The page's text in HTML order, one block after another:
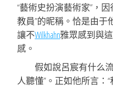
“藝術史扮演藝術家”，因
教員”的昵稱。恰是由于
讓不Wilkhahn雅眾感到與
感。
假如說呂宸有什么
人聽懂”。正如他所言：